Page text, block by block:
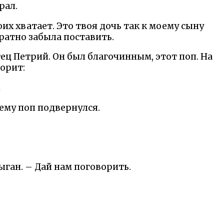
хватает. Это твоя дочь так к моему сыну
забыла поставить.
Петрий. Он был благочинным, этот поп. На
поп подвернулся.
– Дай нам поговорить.